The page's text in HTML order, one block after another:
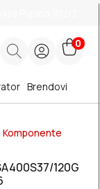
0
Brendovi
Komponente
120G